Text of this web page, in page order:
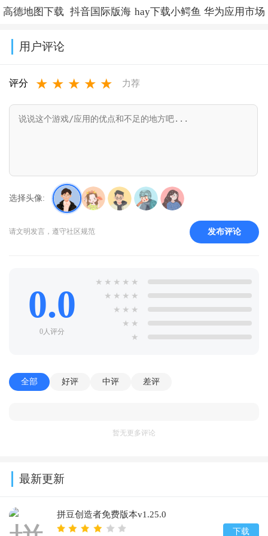
高德地图下载
v16.13.0.2011
抖音国际版海 hay下载小鳄鱼 华为应用市场
用户评论
评分 ★ ★ ★ ★ ★ 力荐
选择头像:
请文明发言，遵守社区规范 发布评论
0.0
0人评分
★ ★ ★ ★ ★
★ ★ ★ ★
★ ★ ★
★ ★
★
全部 好评 中评 差评
暂无更多评论
最新更新
拼豆创造者免费版本v1.25.0
下载